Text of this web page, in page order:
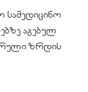
სამედიცინო
აგებულ
ზრდის